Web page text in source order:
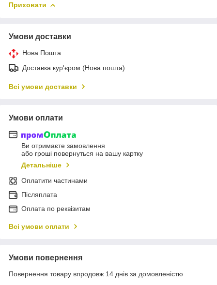
Приховати
Умови доставки
Нова Пошта
Доставка кур'єром (Нова пошта)
Всі умови доставки
Умови оплати
Ви отримаєте замовлення
або гроші повернуться на вашу картку
Детальніше
Оплатити частинами
Післяплата
Оплата по реквізитам
Всі умови оплати
Умови повернення
Повернення товару впродовж 14 днів за домовленістю